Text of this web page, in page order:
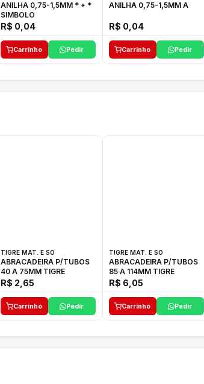
ANILHA 0,75-1,5MM * + *
SIMBOLO
R$ 0,04
Carrinho Pedir
ANILHA 0,75-1,5MM A
R$ 0,04
Carrinho Pedir
TIGRE MAT. E SO
ABRACADEIRA P/TUBOS
40 A 75MM TIGRE
R$ 2,65
Carrinho Pedir
TIGRE MAT. E SO
ABRACADEIRA P/TUBOS
85 A 114MM TIGRE
R$ 6,05
Carrinho Pedir